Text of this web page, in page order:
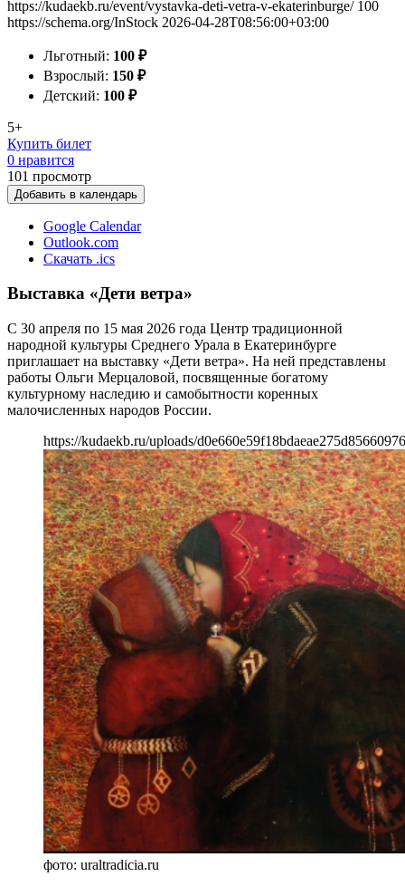
https://kudaekb.ru/event/vystavka-deti-vetra-v-ekaterinburge/ 100
https://schema.org/InStock 2026-04-28T08:56:00+03:00
Льготный: 100 ₽
Взрослый: 150 ₽
Детский: 100 ₽
5+
Купить билет
0 нравится
101 просмотр
Добавить в календарь
Google Calendar
Outlook.com
Скачать .ics
Выставка «Дети ветра»
С 30 апреля по 15 мая 2026 года Центр традиционной
народной культуры Среднего Урала в Екатеринбурге
приглашает на выставку «Дети ветра». На ней представлены
работы Ольги Мерцаловой, посвященные богатому
культурному наследию и самобытности коренных
малочисленных народов России.
https://kudaekb.ru/uploads/
фото: uraltradicia.ru